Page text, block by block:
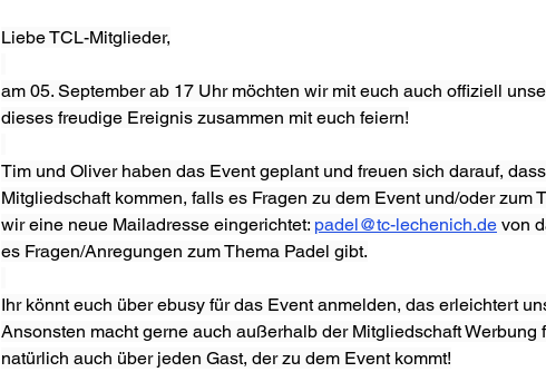
Liebe TCL-Mitglieder,
am 05. September ab 17 Uhr möchten wir mit euch auch offiziell
dieses freudige Ereignis zusammen mit euch feiern!
Tim und Oliver haben das Event geplant und freuen sich darauf,
Mitgliedschaft kommen, falls es Fragen zu dem Event und/oder zum
wir eine neue Mailadresse eingerichtet: padel@tc-lechenich.de von
es Fragen/Anregungen zum Thema Padel gibt.
Ihr könnt euch über ebusy für das Event anmelden, das erleichtert
Ansonsten macht gerne auch außerhalb der Mitgliedschaft Werbung
natürlich auch über jeden Gast, der zu dem Event kommt!